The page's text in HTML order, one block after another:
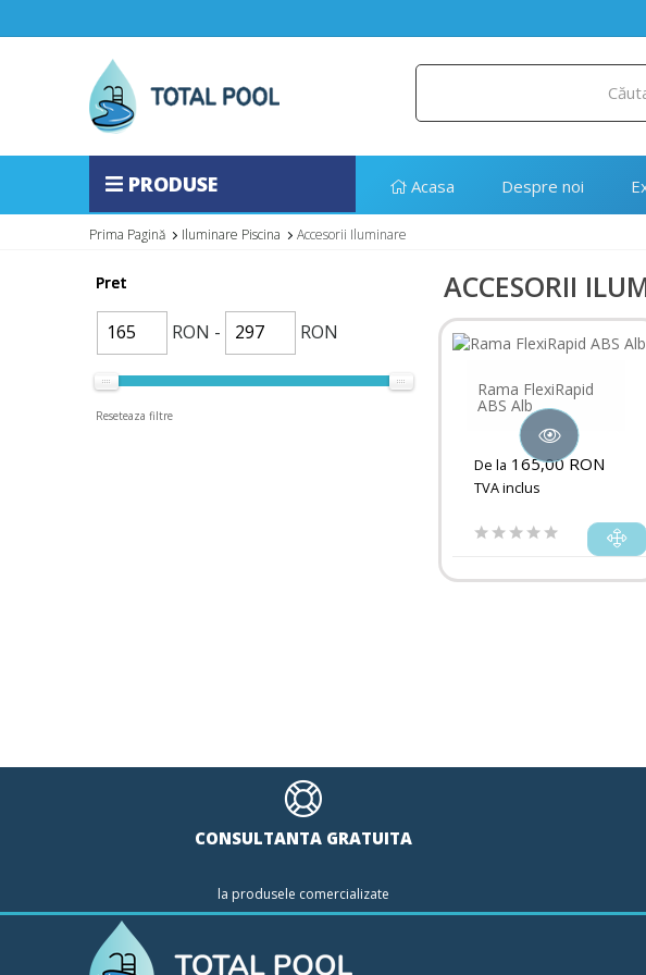
PRODUSE Acasa Despre noi
Prima Pagină Iluminare Piscina Accesorii Iluminare
Pret
RON - RON
Reseteaza filtre
ACCESORII
Rama FlexiRapid
ABS Alb
De la 165,00 RON
TVA inclus
CONSULTANTA GRATUITA
la produsele comercializate